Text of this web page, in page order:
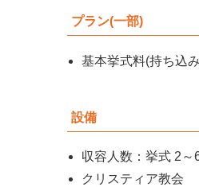
プラン(一部)
基本挙式料(持ち込
設備
収容人数：挙式 2～
クリスティア教会